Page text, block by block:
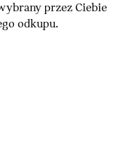
przez Ciebie
odkupu.